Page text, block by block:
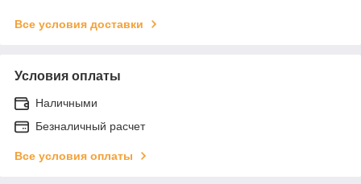
Все условия доставки
Условия оплаты
Наличными
Безналичный расчет
Все условия оплаты